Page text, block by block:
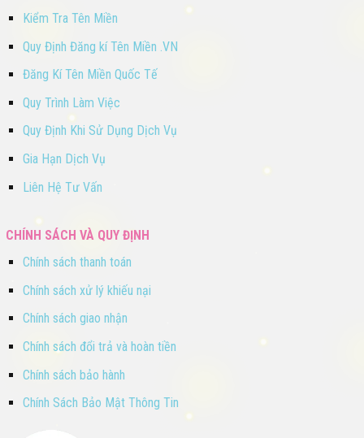
Kiểm Tra Tên Miền
Quy Định Đăng kí Tên Miền .VN
Đăng Kí Tên Miền Quốc Tế
Quy Trình Làm Việc
Quy Định Khi Sử Dụng Dịch Vụ
Gia Hạn Dịch Vụ
Liên Hệ Tư Vấn
CHÍNH SÁCH VÀ QUY ĐỊNH
Chính sách thanh toán
Chính sách xử lý khiếu nại
Chính sách giao nhận
Chính sách đổi trả và hoàn tiền
Chính sách bảo hành
Chính Sách Bảo Mật Thông Tin